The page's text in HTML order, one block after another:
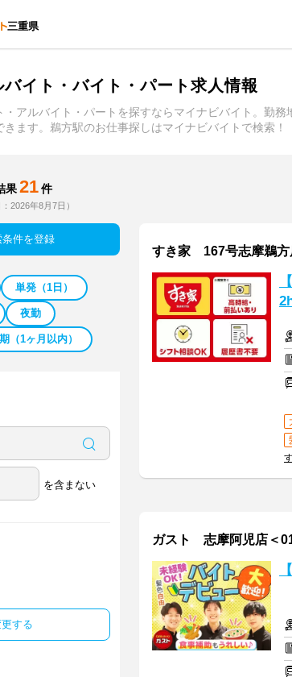
三重県
イト・バイト・パート求人情報
・アルバイト・パートを探すならマイナビバイト。勤
ます。鵜方駅のお仕事探しはマイナビバイトで検索！
果 21 件
2026年8月7日）
条件を登録
単発（1日）
夜勤
（1ヶ月以内）
を含まない
する
すき家 167号志摩鵜方
ガスト 志摩阿児店＜